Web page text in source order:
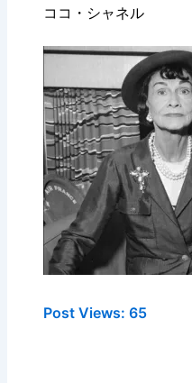
ココ・シャネル
Post Views: 65